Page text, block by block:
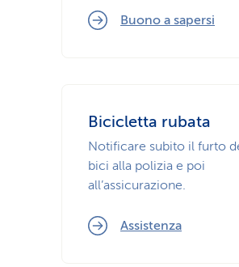
Buono a sapersi
Bicicletta rubata
Notificare subito il furto
bici alla polizia e poi
all’assicurazione.
Assistenza